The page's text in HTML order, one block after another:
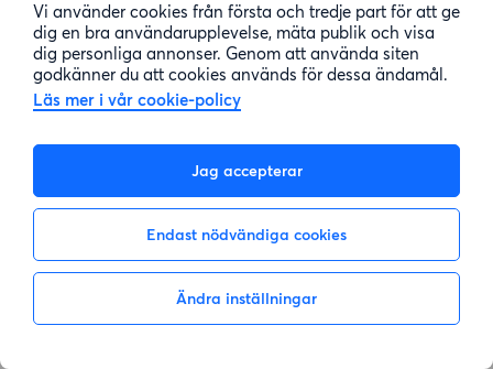
Vi använder cookies från första och tredje part för att ge
dig en bra användarupplevelse, mäta publik och visa
dig personliga annonser. Genom att använda siten
godkänner du att cookies används för dessa ändamål.
Läs mer i vår cookie-policy
Jag accepterar
Endast nödvändiga cookies
Ändra inställningar